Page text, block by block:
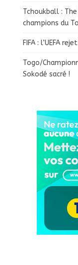
Tchoukball :
champions du
FIFA : l’UEFA
Togo/
Sokodé sacré !